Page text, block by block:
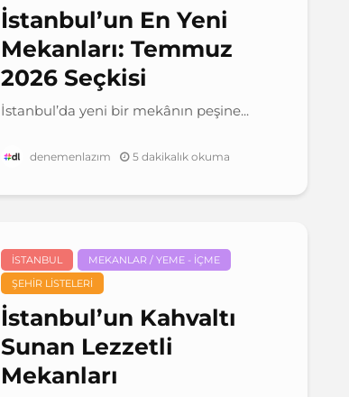
İstanbul’un En Yeni
Mekanları: Temmuz
2026 Seçkisi
İstanbul’da yeni bir mekânın peşine...
denemenlazım 5 dakikalık okuma
İSTANBUL
MEKANLAR / YEME - İÇME
ŞEHIR LISTELERI
İstanbul’un Kahvaltı
Sunan Lezzetli
Mekanları